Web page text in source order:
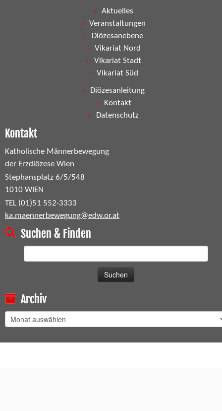
Aktuelles
Veranstaltungen
Diözesanebene
Vikariat Nord
Vikariat Stadt
Vikariat Süd
Diözesanleitung
Kontakt
Datenschutz
Kontakt
Katholische Männerbewegung
der Erzdiözese Wien
Stephansplatz 6/5/548
1010 WIEN
TEL (01)51 552-3333
ka.maennerbewegung@edw.or.at
Suchen & Finden
Archiv
Archiv